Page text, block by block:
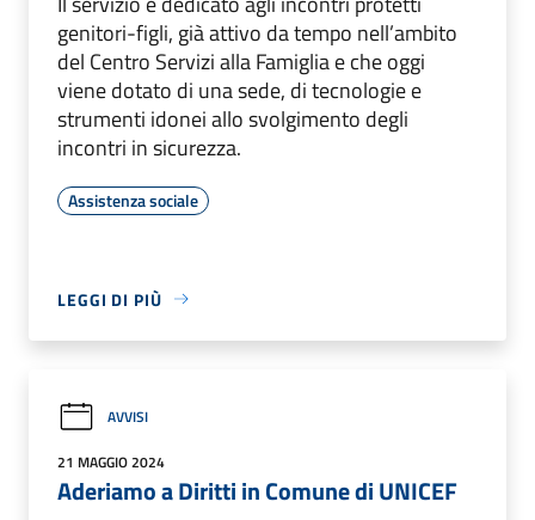
genitori-figli, già attivo da tempo nell’ambito
del Centro Servizi alla Famiglia e che oggi
viene dotato di una sede, di tecnologie e
strumenti idonei allo svolgimento degli
incontri in sicurezza.
Assistenza sociale
LEGGI DI PIÙ
AVVISI
21 MAGGIO 2024
Aderiamo a Diritti in Comune di UNICEF